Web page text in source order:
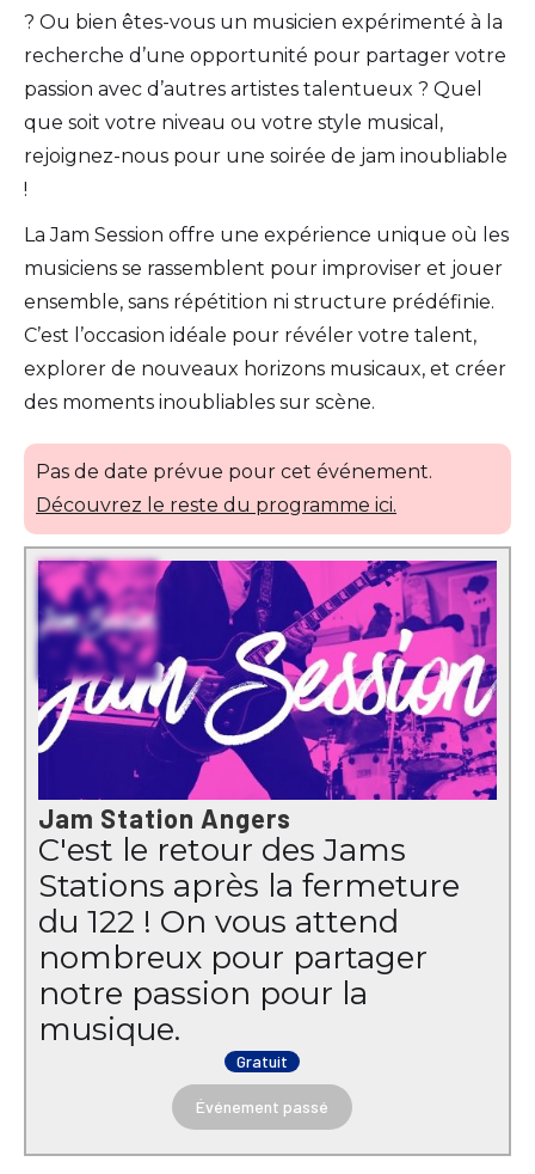
? Ou bien êtes-vous un musicien expérimenté à la
recherche d’une opportunité pour partager votre
passion avec d’autres artistes talentueux ? Quel
que soit votre niveau ou votre style musical,
rejoignez-nous pour une soirée de jam inoubliable
!
La Jam Session offre une expérience unique où les
musiciens se rassemblent pour improviser et jouer
ensemble, sans répétition ni structure prédéfinie.
C’est l’occasion idéale pour révéler votre talent,
explorer de nouveaux horizons musicaux, et créer
des moments inoubliables sur scène.
Pas de date prévue pour cet événement.
Découvrez le reste du programme ici.
Jam Station Angers
C'est le retour des Jams
Stations après la fermeture
du 122 ! On vous attend
nombreux pour partager
notre passion pour la
musique.
Gratuit
Événement passé